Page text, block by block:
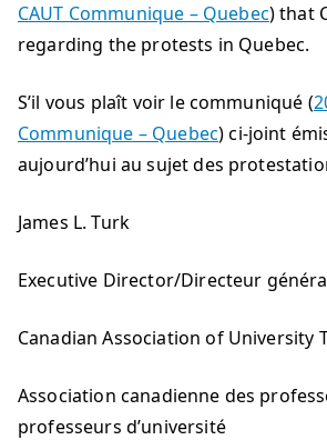
CAUT Communique – Quebec) that
regarding the protests in Quebec.
S’il vous plaît voir le communiqué (
Communique – Quebec) ci-joint
aujourd’hui au sujet des
James L. Turk
Executive Director/Directeur
Canadian Association of University
Association canadienne des
professeurs d’université